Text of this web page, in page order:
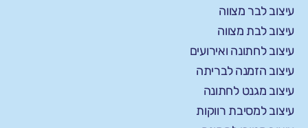
עיצוב לבר מצווה
עיצוב לבת מצווה
עיצוב לחתונה ואירועים
עיצוב הזמנה לבריתה
עיצוב מגנט לחתונה
עיצוב למסיבת רווקות